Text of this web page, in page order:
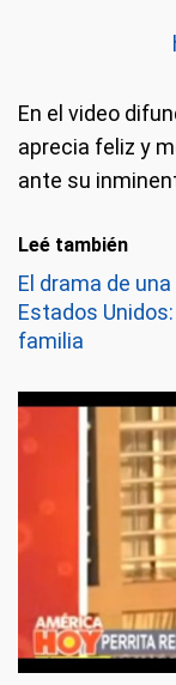
En el video
aprecia feliz y
ante su
Leé también
El drama de
Estados
familia